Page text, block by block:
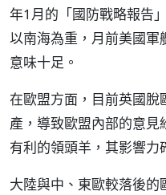
年1月的「國防戰略報告
以南海為重，月前美國
意味十足。
在歐盟方面，目前英國
產，導致歐盟內部的意
有利的領頭羊，其影響力
大陸與中、東歐較落後